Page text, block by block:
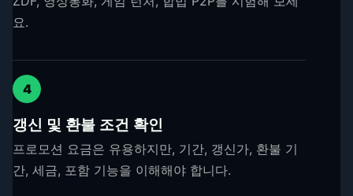
요.
4
갱신 및 환불 조건 확인
프로모션 요금은 유용하지만, 기간, 갱신가, 환불 기
간, 세금, 포함 기능을 이해해야 합니다.